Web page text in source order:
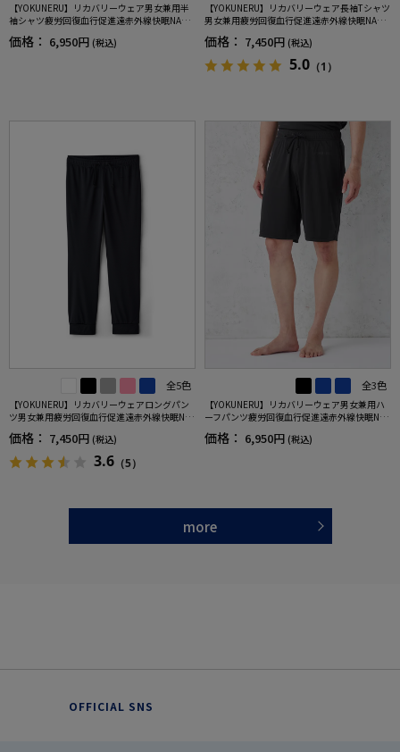
【YOKUNERU】リカバリーウェア男女兼用半
袖シャツ疲労回復血行促進遠赤外線快眠NANO
MIX(R)【一般医療機器】SS～LLサイズ
価格： 6,950円 (税込)
【YOKUNERU】リカバリーウェア長袖Tシャツ
男女兼用疲労回復血行促進遠赤外線快眠NANO
MIX(R)【一般医療機器】SS～LLサイズ
価格： 7,450円 (税込)
5.0 （1）
全5色
【YOKUNERU】リカバリーウェアロングパン
ツ男女兼用疲労回復血行促進遠赤外線快眠NA
NOMIX(R)【一般医療機器】SS～LLサイズ
価格： 7,450円 (税込)
3.6 （5）
全3色
【YOKUNERU】リカバリーウェア男女兼用ハ
ーフパンツ疲労回復血行促進遠赤外線快眠NA
NOMIX(R)【一般医療機器】SS～LLサイズ
価格： 6,950円 (税込)
more
OFFICIAL SNS